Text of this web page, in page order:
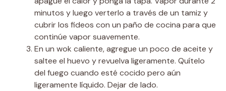
minutos y luego verterlo a través de un tamiz y
cubrir los fideos con un paño de cocina para que
continúe vapor suavemente.
En un wok caliente, agregue un poco de aceite y
saltee el huevo y revuelva ligeramente. Quítelo
del fuego cuando esté cocido pero aún
ligeramente líquido. Dejar de lado.